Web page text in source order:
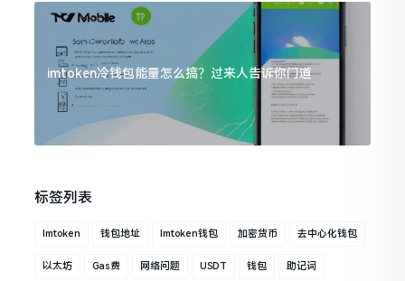
imtoken冷钱包能量怎么搞？过来人告诉你门道
标签列表
Imtoken 钱包地址 Imtoken钱包 加密货币 去中心化钱包
以太坊 Gas费 网络问题 USDT 钱包 助记词